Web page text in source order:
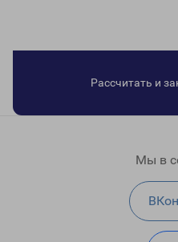
Рассчитать и
Мы в